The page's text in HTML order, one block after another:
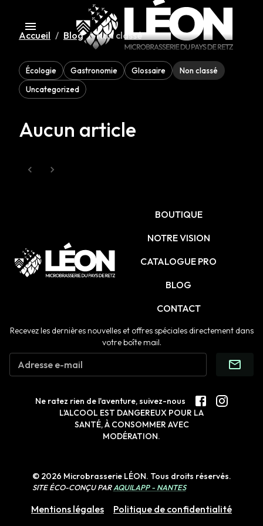
Accueil / Blog / Non classé
Écologie Gastronomie Glossaire
Non classé
Uncategorized
Aucun article
BOUTIQUE
NOTRE VISION
CATALOGUE PRO
BLOG
CONTACT
Recevez les dernières nouvelles et offres spéciales directement dans
votre boîte mail.
Adresse e-mail
Ne ratez rien de l'aventure, suivez-nous
L'ALCOOL EST DANGEREUX POUR LA
SANTÉ, À CONSOMMER AVEC
MODÉRATION.
© 2026 Microbrasserie LÉON. Tous droits réservés.
SITE ÉCO-CONÇU PAR AQUILAPP - NANTES
Mentions légales Politique de confidentialité